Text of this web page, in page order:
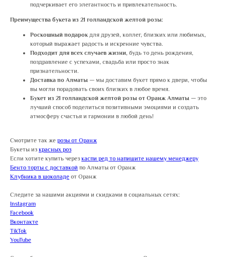
подчеркивает его элегантность и привлекательность.
Преимущества букета из 21 голландской желтой розы:
Роскошный подарок для друзей, коллег, близких или любимых,
который выражает радость и искренние чувства.
Подходит для всех случаев жизни, будь то день рождения,
поздравление с успехами, свадьба или просто знак
признательности.
Доставка по Алматы — мы доставим букет прямо к двери, чтобы
вы могли порадовать своих близких в любое время.
Букет из 21 голландской желтой розы от Оранж Алматы — это
лучший способ поделиться позитивными эмоциями и создать
атмосферу счастья и гармонии в любой день!
Смотрите так же розы от Оранж
Букеты из красных роз
Если хотите купить через каспи ред то напишите нашему менеджеру
Бенто торты с доставкой по Алматы от Оранж
Клубника в шоколаде от Оранж
Следите за нашими акциями и скидками в социальных сетях:
Instagram
Facebook
Вконтакте
TikTok
YouTube